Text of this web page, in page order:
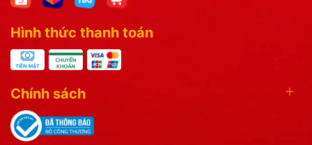
Hình thức thanh toán
Chính sách